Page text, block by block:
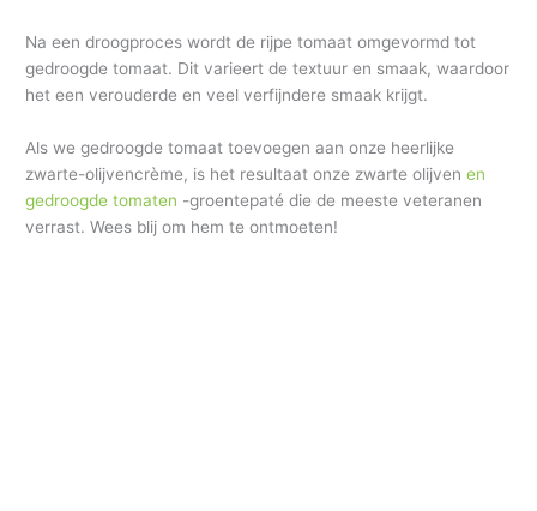
Na een droogproces wordt de rijpe tomaat omgevormd tot
gedroogde tomaat. Dit varieert de textuur en smaak, waardoor
het een verouderde en veel verfijndere smaak krijgt.
Als we gedroogde tomaat toevoegen aan onze heerlijke
zwarte-olijvencrème, is het resultaat onze zwarte olijvenen
gedroogde tomaten -groentepaté die de meeste veteranen
verrast. Wees blij om hem te ontmoeten!